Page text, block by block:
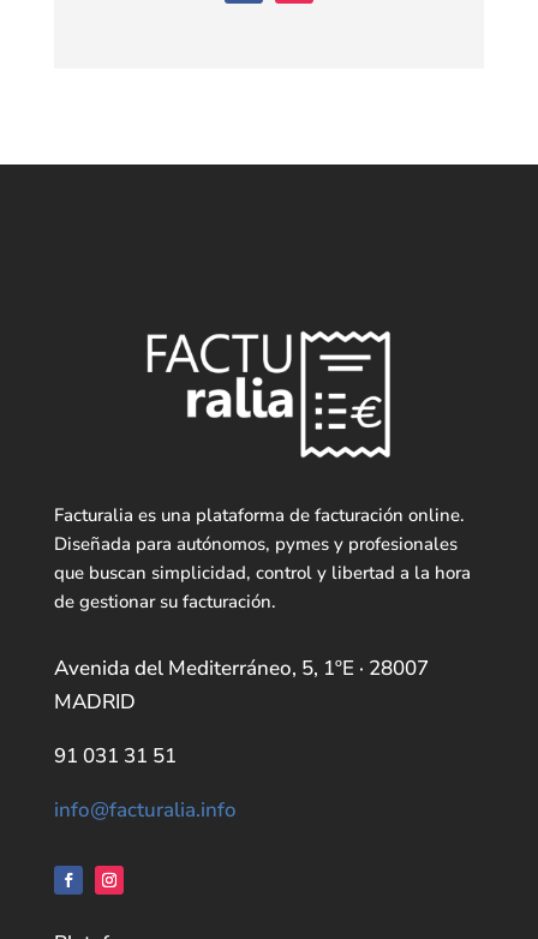
Facturalia es una plataforma de facturación online.
Diseñada para autónomos, pymes y profesionales
que buscan simplicidad, control y libertad a la hora
de gestionar su facturación.
Avenida del Mediterráneo, 5, 1ºE · 28007
MADRID
91 031 31 51
info@facturalia.info